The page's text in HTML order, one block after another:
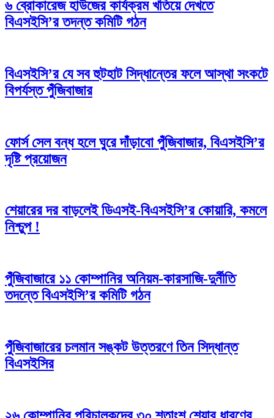
৬ ব্রোকারেজ হাউজের কার্যক্রম খতিয়ে দেখতে
বিএসইসি’র তদন্ত কমিটি গঠন
বিএসইসি’র যে সব হুটহাট সিদ্ধান্তের ফলে আস্থা সংকটে
বিপর্যস্ত পুঁজিবাজার
ফোর্স সেল বন্ধ হলে ঘুরে দাঁড়াবো পুঁজিবাজার, বিএসইসি’র
দৃষ্টি প্রয়োজন
শেয়ারের দর বাড়লেই ডিএসই-বিএসইসি’র কোয়ারি, কমলে
নিশ্চুপ !
পুঁজিবাজারে ১১ কোম্পানির অনিয়ম-কারসাজি-দুর্নীতি
তদন্তে বিএসইসি’র কমিটি গঠন
পুঁজিবাজারের চলমান সঙ্কট উত্তরণে তিন সিদ্ধান্ত
বিএসইসির